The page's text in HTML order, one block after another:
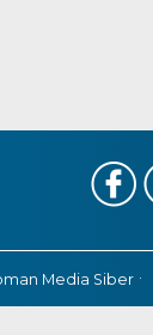
Media Siber